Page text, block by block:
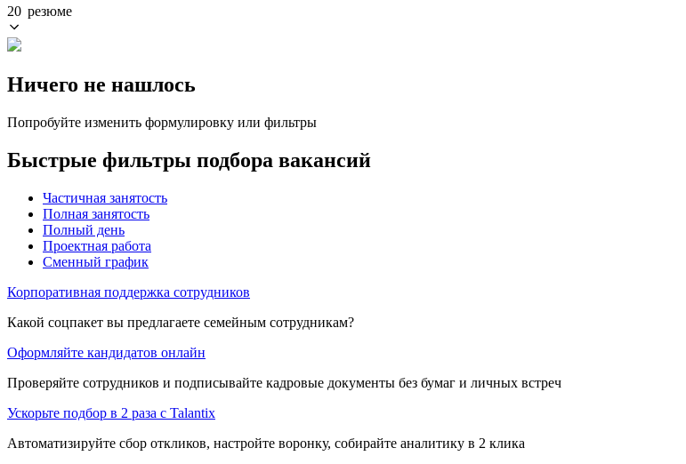
20 резюме
Ничего не нашлось
Попробуйте изменить формулировку или фильтры
Быстрые фильтры подбора вакансий
Частичная занятость
Полная занятость
Полный день
Проектная работа
Сменный график
Корпоративная поддержка сотрудников
Какой соцпакет вы предлагаете семейным сотрудникам?
Оформляйте кандидатов онлайн
Проверяйте сотрудников и подписывайте кадровые документы без бумаг и личных встреч
Ускорьте подбор в 2 раза с Talantix
Автоматизируйте сбор откликов, настройте воронку, собирайте аналитику в 2 клика